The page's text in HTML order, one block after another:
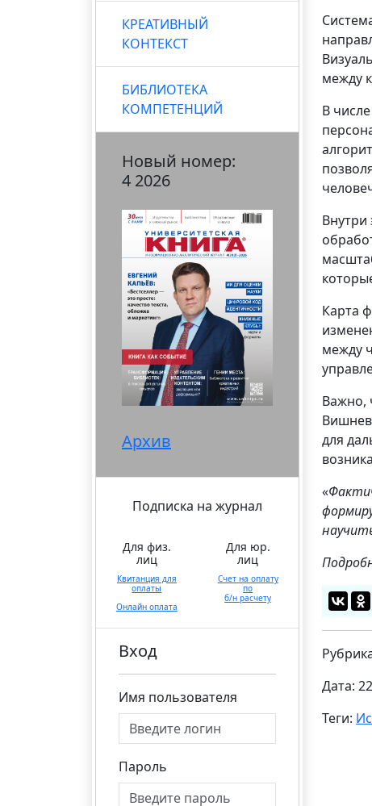
КРЕАТИВНЫЙ
КОНТЕКСТ
БИБЛИОТЕКА
КОМПЕТЕНЦИЙ
Новый номер:
4 2026
Архив
Подписка на журнал
Для физ.
лиц
Квитанция для
оплаты
Онлайн оплата
Для юр.
лиц
Счет на оплату
по
б/н расчету
Вход
Имя пользователя
Пароль
между
В
Внутри
Карта
между
Важно,
для
«
Дата:
Теги: